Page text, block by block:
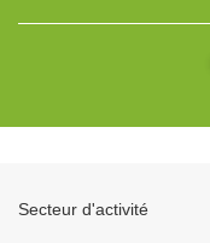
Secteur d'activité